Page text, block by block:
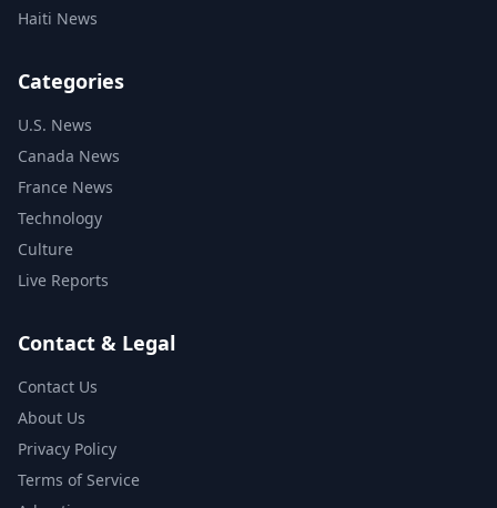
Haiti News
Categories
U.S. News
Canada News
France News
Technology
Culture
Live Reports
Contact & Legal
Contact Us
About Us
Privacy Policy
Terms of Service